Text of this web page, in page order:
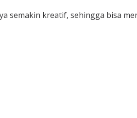
semakin kreatif, sehingga bisa